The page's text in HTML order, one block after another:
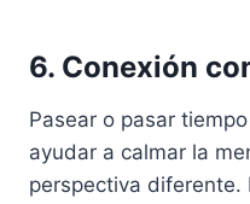
6. Conexión
Pasear o pasar
ayudar a calmar la
perspectiva diferente.